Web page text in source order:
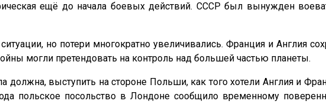
ещё до начала боевых действий. СССР был вынужден
но потери многократно увеличивались. Франция и Англия
могли претендовать на контроль над большей частью планеты.
должна, выступить на стороне Польши, как того хотели Англия и
польское посольство в Лондоне сообщило временному